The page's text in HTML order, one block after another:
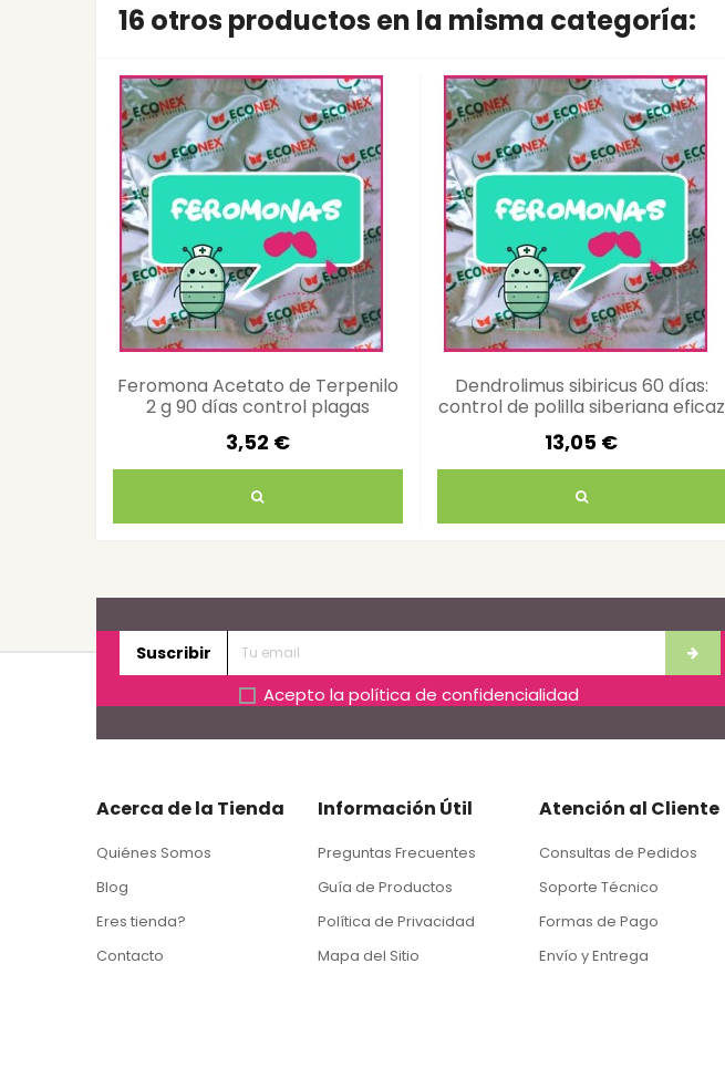
16 otros productos en la misma categoría:
Feromona Acetato de Terpenilo
2 g 90 días control plagas
3,52 €
Dendrolimus sibiricus 60 días:
control de polilla siberiana eficaz
13,05 €
Suscribir
Acepto la política de confidencialidad
Acerca de la Tienda
Quiénes Somos
Blog
Eres tienda?
Contacto
Información Útil
Preguntas Frecuentes
Guía de Productos
Política de Privacidad
Mapa del Sitio
Atención al Cliente
Consultas de Pedidos
Soporte Técnico
Formas de Pago
Envío y Entrega